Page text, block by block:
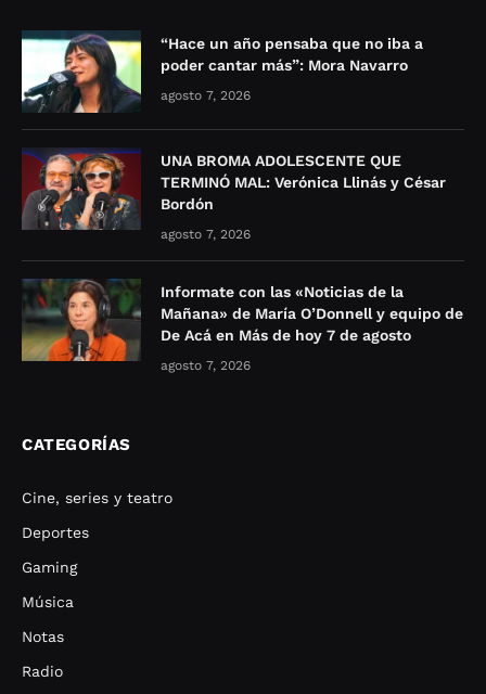
“Hace un año pensaba que no iba a
poder cantar más”: Mora Navarro
agosto 7, 2026
UNA BROMA ADOLESCENTE QUE
TERMINÓ MAL: Verónica Llinás y César
Bordón
agosto 7, 2026
Informate con las «Noticias de la
Mañana» de María O’Donnell y equipo de
De Acá en Más de hoy 7 de agosto
agosto 7, 2026
CATEGORÍAS
Cine, series y teatro
Deportes
Gaming
Música
Notas
Radio